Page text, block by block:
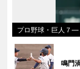
プロ野球・巨人７―
鳴門